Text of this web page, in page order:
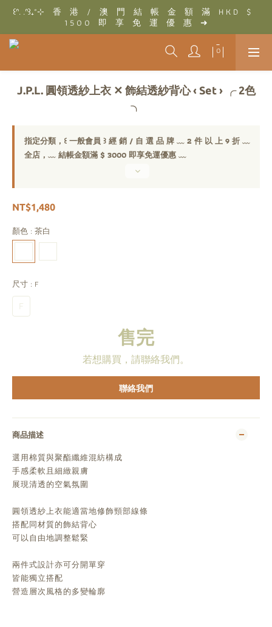
꒰ᐢ. .ᐢ꒱₊˚⊹　結　帳　金　額　滿　T W D　$　3 0 0 0　即　享
免　運　優　惠　➜
꒰ᐢ. .ᐢ꒱₊˚⊹　香　港　/　澳　門　結　帳　金　額　滿　H K D　$
1 5 0 0　即　享　免　運　優　惠　➜
꒰ᐢ. .ᐢ꒱₊˚⊹　結　帳　金　額　滿　T W D　$　3 0 0 0　即　享
免　運　優　惠　➜
J.P.L. 圓領透紗上衣 ✕ 飾結透紗背心 ‹ Set › ╭ 2色
╮
指定分類，꒰ 一般會員 ꒱ 經 銷 / 自 選 品 牌 ﹏ 2 件 以 上 9 折 ﹏
全店，﹏ 結帳金額滿 $ 3000 即享免運優惠 ﹏
NT$1,480
顏色 : 茶白
尺寸 : F
F
售完
若想購買，請聯絡我們。
聯絡我們
商品描述
選用棉質與聚酯纖維混紡構成
手感柔軟且細緻親膚
展現清透的空氣氛圍
圓領透紗上衣能適當地修飾頸部線條
搭配同材質的飾結背心
可以自由地調整鬆緊
兩件式設計亦可分開單穿
皆能獨立搭配
營造層次風格的多變輪廓